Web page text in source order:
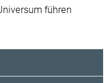
führen